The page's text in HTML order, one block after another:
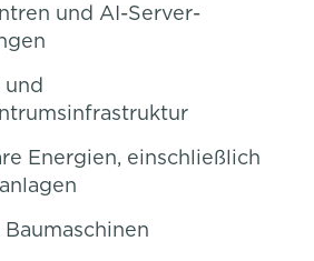
und AI-Server-
und
Energien, einschließlich